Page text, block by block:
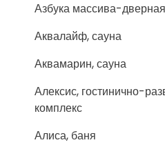
Азбука массива-
Аквалайф, сауна
Аквамарин, сауна
Алексис, гостинично-
комплекс
Алиса, баня